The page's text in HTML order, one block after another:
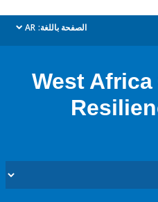
الصفحة باللغة: AR
dropdown
West